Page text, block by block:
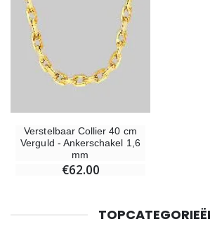
Verstelbaar Collier 40 cm
Verguld - Ankerschakel 1,6
mm
€62.00